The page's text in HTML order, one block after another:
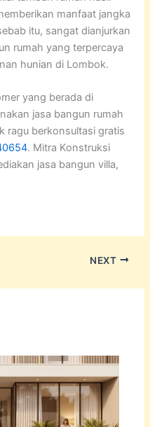
manfaat jangka
itu, sangat dianjurkan
rumah yang terpercaya
hunian di Lombok.
yang berada di
jasa bangun rumah
ragu berkonsultasi gratis
. Mitra Konstruksi
jasa bangun villa,
NEXT